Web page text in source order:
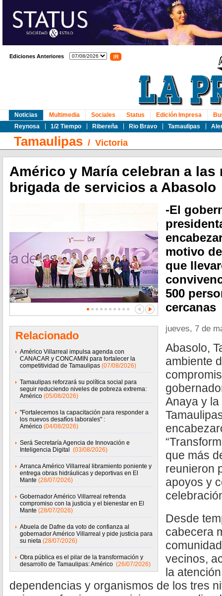
Ediciones Anteriores
Noticias
Reynosa
1/2 Tiempo Ribereña Rio Bravo Tamaulipas
Multimedia Sociales Status Edición Impresa
Tamaulipas / Victoria
Américo y María celebran a las
brigada de servicios a Abasolo
Relacionado
Américo Villarreal impulsa agenda con
CANACAR y CONCAMIN para fortalecer la
competitividad de Tamaulipas (07/08/2026)
Tamaulipas reforzará su política social para
seguir reduciendo niveles de pobreza extrema:
Américo (05/08/2026)
"Fortalecemos la capacitación para responder a
los nuevos desafíos laborales" :
Américo (04/08/2026)
Será Secretaría Agencia de Innovación e
Inteligencia Digital
(03/08/2026)
Arranca Américo Villarreal libramiento poniente y
entrega obras hidráulicas y deportivas en El
Mante (28/07/2026)
Gobernador Américo Villarreal refrenda
compromiso con la justicia y el bienestar en El
Mante (28/07/2026)
Abuela de Dafne da voto de confianza al
gobernador Américo Villarreal y pide justicia para
su nieta (28/07/2026)
Obra pública es el pilar de la transformación y
desarrollo de Tamaulipas: Américo (26/07/2026)
-El
motivo
que
500
cercanas
jueves, 7 de
Abasolo,
ambiente
Anaya y
que más
reunieron
apoyos y
Desde
cabecera
vecinos,
la
dependencias y organismos de los tres